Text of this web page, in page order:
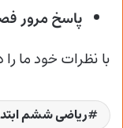
پاسخ مرور
با نظرات خود ما
ریاضی ششم